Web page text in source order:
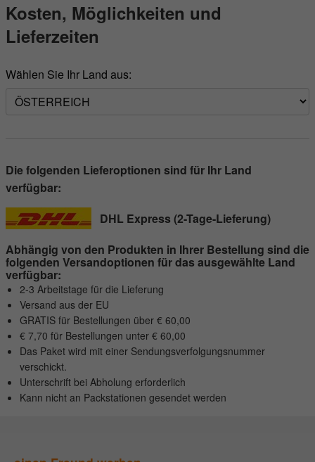
Kosten, Möglichkeiten und
Lieferzeiten
Wählen Sie Ihr Land aus:
Die folgenden Lieferoptionen sind für Ihr Land
verfügbar:
DHL Express (2-Tage-Lieferung)
Abhängig von den Produkten in Ihrer Bestellung sind die
folgenden Versandoptionen für das ausgewählte Land
verfügbar:
2-3 Arbeitstage für die Lieferung
Versand aus der EU
GRATIS für Bestellungen über € 60,00
€ 7,70 für Bestellungen unter € 60,00
Das Paket wird mit einer Sendungsverfolgungsnummer
verschickt.
Unterschrift bei Abholung erforderlich
Kann nicht an Packstationen gesendet werden